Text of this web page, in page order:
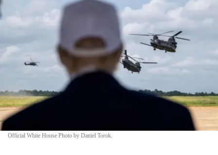
Official White House Photo by Daniel Torok.